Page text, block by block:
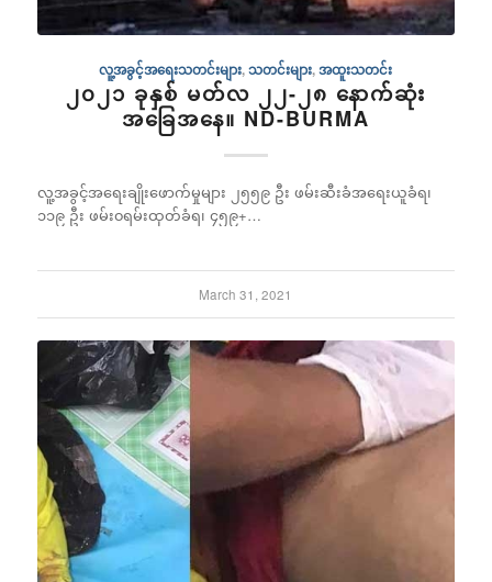
လူ့အခွင့်အရေးသတင်းများ,သတင်းများ,အထူးသတင်း
၂၀၂၁ ခုနှစ် မတ်လ ၂၂-၂၈ နောက်ဆုံး
အခြေအနေ။ ND-BURMA
လူ့အခွင့်အရေးချိုးဖောက်မှုများ ၂၅၅၉ ဦး ဖမ်းဆီးခံအရေးယူခံရ၊
၁၁၉ ဦး ဖမ်း၀ရမ်းထုတ်ခံရ၊ ၄၅၉+…
March 31, 2021